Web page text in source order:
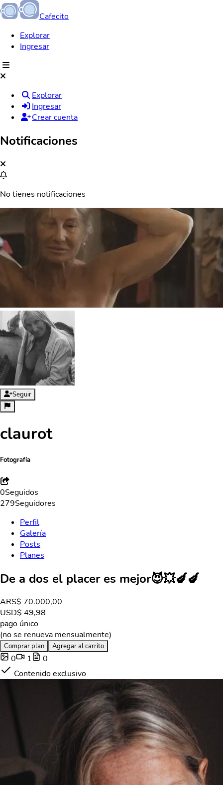
Cafecito
Explorar
Ingresar
Explorar
Ingresar
Crear cuenta
Notificaciones
No tienes notificaciones
Seguir
claurot
Fotografía
0Seguidos
279Seguidores
Perfil
Galería
Posts
Planes
De a dos el placer es mejor😈💥🍆🍆
ARS$ 70.000,00
USD$ 49,98
pago único
(no se renueva mensualmente)
Comprar plan Agregar al carrito
0 1
0
Contenido exclusivo